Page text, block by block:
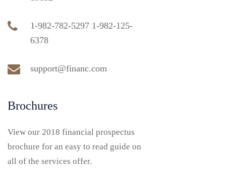
1-982-782-5297 1-982-125-
6378
support@financ.com
Brochures
View our 2018 financial prospectus
brochure for an easy to read guide on
all of the services offer.